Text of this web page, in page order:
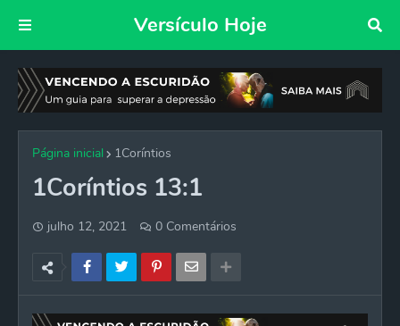
Versículo Hoje
Página inicial 1Coríntios
1Coríntios 13:1
julho 12, 2021 0 Comentários